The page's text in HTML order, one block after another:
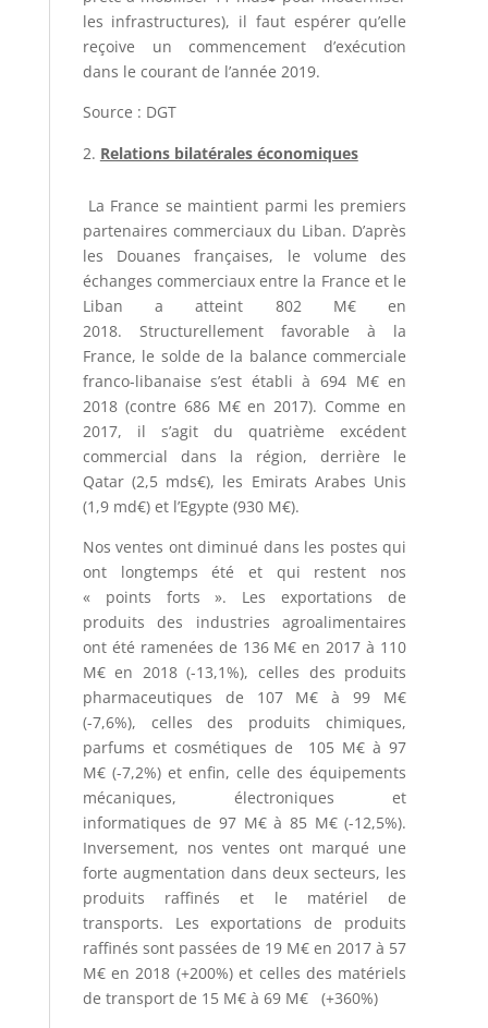
les infrastructures), il faut espérer qu’elle
reçoive un commencement d’exécution
dans le courant de l’année 2019.
Source : DGT
Relations bilatérales économiques
La France se maintient parmi les premiers
partenaires commerciaux du Liban. D’après
les Douanes françaises, le volume des
échanges commerciaux entre la France et le
Liban a atteint 802 M€ en
2018. Structurellement favorable à la
France, le solde de la balance commerciale
franco-libanaise s’est établi à 694 M€ en
2018 (contre 686 M€ en 2017). Comme en
2017, il s’agit du quatrième excédent
commercial dans la région, derrière le
Qatar (2,5 mds€), les Emirats Arabes Unis
(1,9 md€) et l’Egypte (930 M€).
Nos ventes ont diminué dans les postes qui
ont longtemps été et qui restent nos
« points forts ». Les exportations de
produits des industries agroalimentaires
ont été ramenées de 136 M€ en 2017 à 110
M€ en 2018 (-13,1%), celles des produits
pharmaceutiques de 107 M€ à 99 M€
(-7,6%), celles des produits chimiques,
parfums et cosmétiques de 105 M€ à 97
M€ (-7,2%) et enfin, celle des équipements
mécaniques, électroniques et
informatiques de 97 M€ à 85 M€ (-12,5%).
Inversement, nos ventes ont marqué une
forte augmentation dans deux secteurs, les
produits raffinés et le matériel de
transports. Les exportations de produits
raffinés sont passées de 19 M€ en 2017 à 57
M€ en 2018 (+200%) et celles des matériels
de transport de 15 M€ à 69 M€ (+360%)